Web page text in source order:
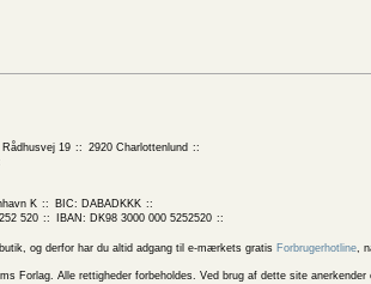
Rådhusvej 19
2920 Charlottenlund
K
BIC: DABADKKK
520 IBAN: DK98 3000 000 5252520
og derfor har du altid adgang til e-mærkets gratis Forbrugerhotline,
Forlag. Alle rettigheder forbeholdes. Ved brug af dette site